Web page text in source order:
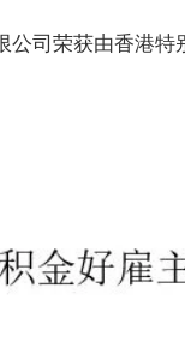
公司荣获由香港